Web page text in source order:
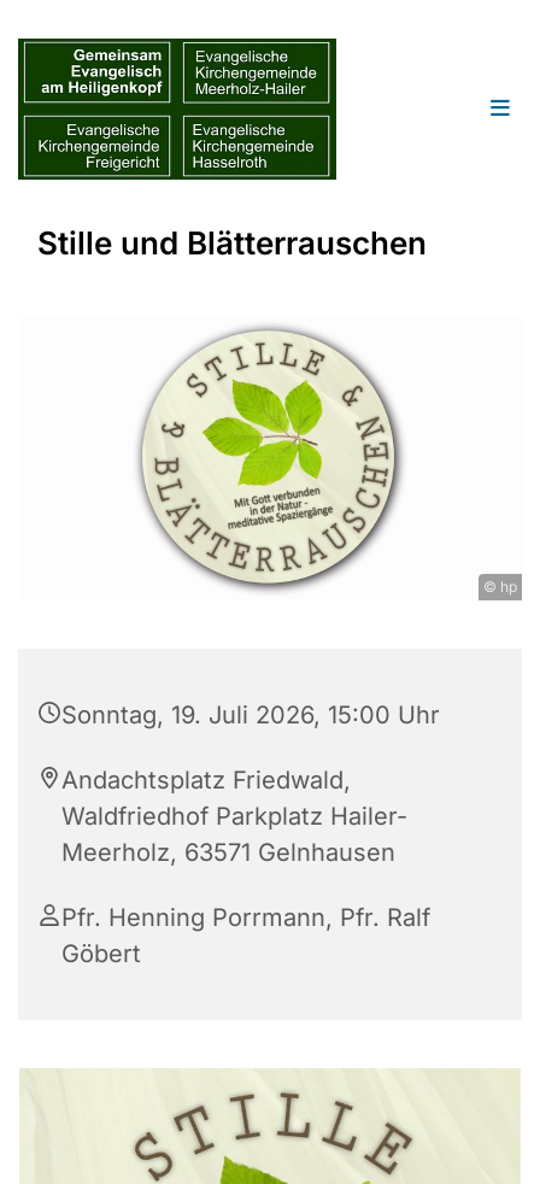
Stille und Blätterrauschen
© hp
Sonntag, 19. Juli 2026, 15:00 Uhr
Andachtsplatz Friedwald,
Waldfriedhof Parkplatz Hailer-
Meerholz, 63571 Gelnhausen
Pfr. Henning Porrmann, Pfr. Ralf
Göbert